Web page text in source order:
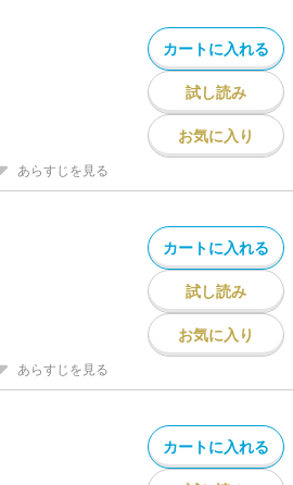
カートに入れる
試し読み
お気に入り
あらすじを見る
カートに入れる
試し読み
お気に入り
あらすじを見る
カートに入れる